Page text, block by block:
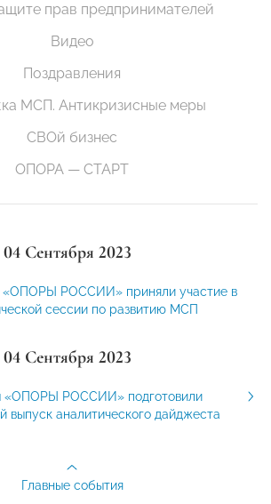
прав предпринимателей
Видео
Поздравления
МСП. Антикризисные меры
СВОй бизнес
ОПОРА — СТАРТ
04 Сентября 2023
«ОПОРЫ РОССИИ» приняли участие в
сессии по развитию МСП
04 Сентября 2023
«ОПОРЫ РОССИИ» подготовили
выпуск аналитического дайджеста
Главные события